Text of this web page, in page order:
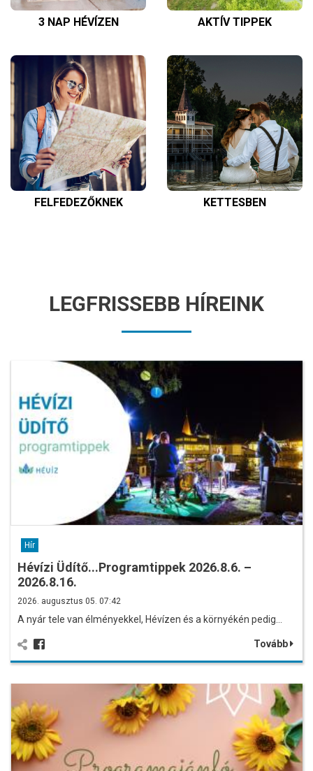
3 NAP HÉVÍZEN AKTÍV TIPPEK
FELFEDEZŐKNEK KETTESBEN
LEGFRISSEBB HÍREINK
Hír
Hévízi Üdítő...Programtippek 2026.8.6. –
2026.8.16.
2026. augusztus 05. 07:42
A nyár tele van élményekkel, Hévízen és a környékén pedig…
Tovább